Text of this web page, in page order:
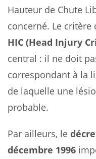
Hauteur de Chute
concerné. Le critère
HIC (Head Injury
central : il ne doit
correspondant à la
de laquelle une
probable.
Par ailleurs, le
décembre 1996